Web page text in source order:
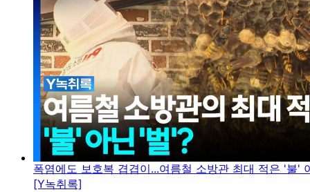
폭염에도 보호복 겹겹이...여름철 소방관 최대 적은 '불'
[Y녹취록]